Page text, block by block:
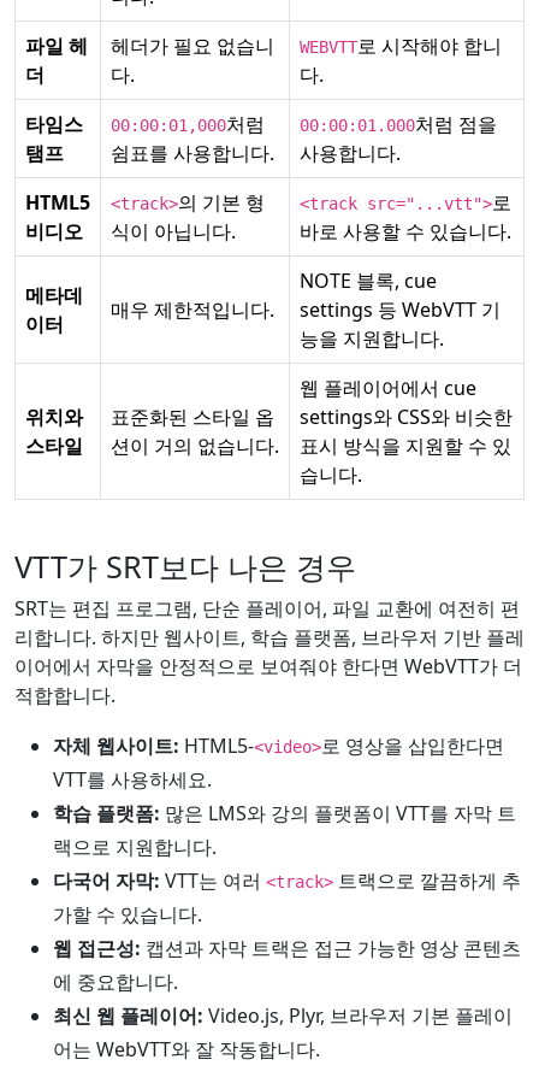
파일 헤
더
헤더가 필요 없습니
다.
WEBVTT로 시작해야 합니
다.
타임스
탬프
00:00:01,000처럼
쉼표를 사용합니다.
00:00:01.000처럼 점을
사용합니다.
HTML5
비디오
<track>의 기본 형
식이 아닙니다.
<track src="...vtt">로
바로 사용할 수 있습니다.
메타데
이터
매우 제한적입니다.
NOTE 블록, cue
settings 등 WebVTT 기
능을 지원합니다.
위치와
스타일
표준화된 스타일 옵
션이 거의 없습니다.
웹 플레이어에서 cue
settings와 CSS와 비슷한
표시 방식을 지원할 수 있
습니다.
VTT가 SRT보다 나은 경우
SRT는 편집 프로그램, 단순 플레이어, 파일 교환에 여전히 편
리합니다. 하지만 웹사이트, 학습 플랫폼, 브라우저 기반 플레
이어에서 자막을 안정적으로 보여줘야 한다면 WebVTT가 더
적합합니다.
자체 웹사이트: HTML5-<video>로 영상을 삽입한다면
VTT를 사용하세요.
학습 플랫폼: 많은 LMS와 강의 플랫폼이 VTT를 자막 트
랙으로 지원합니다.
다국어 자막: VTT는 여러 <track> 트랙으로 깔끔하게 추
가할 수 있습니다.
웹 접근성: 캡션과 자막 트랙은 접근 가능한 영상 콘텐츠
에 중요합니다.
최신 웹 플레이어: Video.js, Plyr, 브라우저 기본 플레이
어는 WebVTT와 잘 작동합니다.